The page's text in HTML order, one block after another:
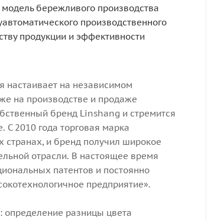
бережливого производства
производственного
продукции и эффективности
на независимом
на производстве и продаже
бренд Linshang и стремится
С 2010 года торговая марка
и бренд получил широкое
отрасли. В настоящее время
патентов и постоянно
предприятие».
определение разницы цвета